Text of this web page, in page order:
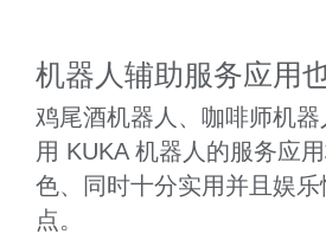
机器人辅助服务应用
鸡尾酒机器人、咖啡师机器
用 KUKA 机器人的服务应
色、同时十分实用并且娱
点。